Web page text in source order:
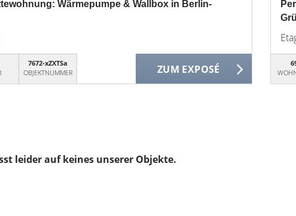
Wärmepumpe & Wallbox in Berlin-
7672-xZXTSa
OBJEKTNUMMER
ZUM EXPOSÉ
leider auf keines unserer Objekte.